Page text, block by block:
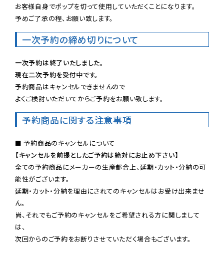
お客様自身でポップを切って使用していただくことになります。
予めご了承の程、お願い致します。
一次予約の締め切りについて
一次予約は終了いたしました。
現在二次予約を受付中です。
予約商品はキャンセルできませんので
よくご検討いただいてからご予約をお願い致します。
予約商品に関する注意事項
【キャンセルを前提としたご予約は絶対にお止め下さい】
全ての予約商品にメーカーの生産都合上、延期・カット・分納の可
能性がございます。
延期・カット・分納を理由にされてのキャンセルはお受け出来ませ
ん。
尚、それでもご予約のキャンセルをご希望される方に関しまして
は、
次回からのご予約をお断りさせていただく場合もございます。